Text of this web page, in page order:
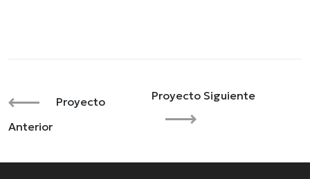
Proyecto
Anterior
Proyecto Siguiente